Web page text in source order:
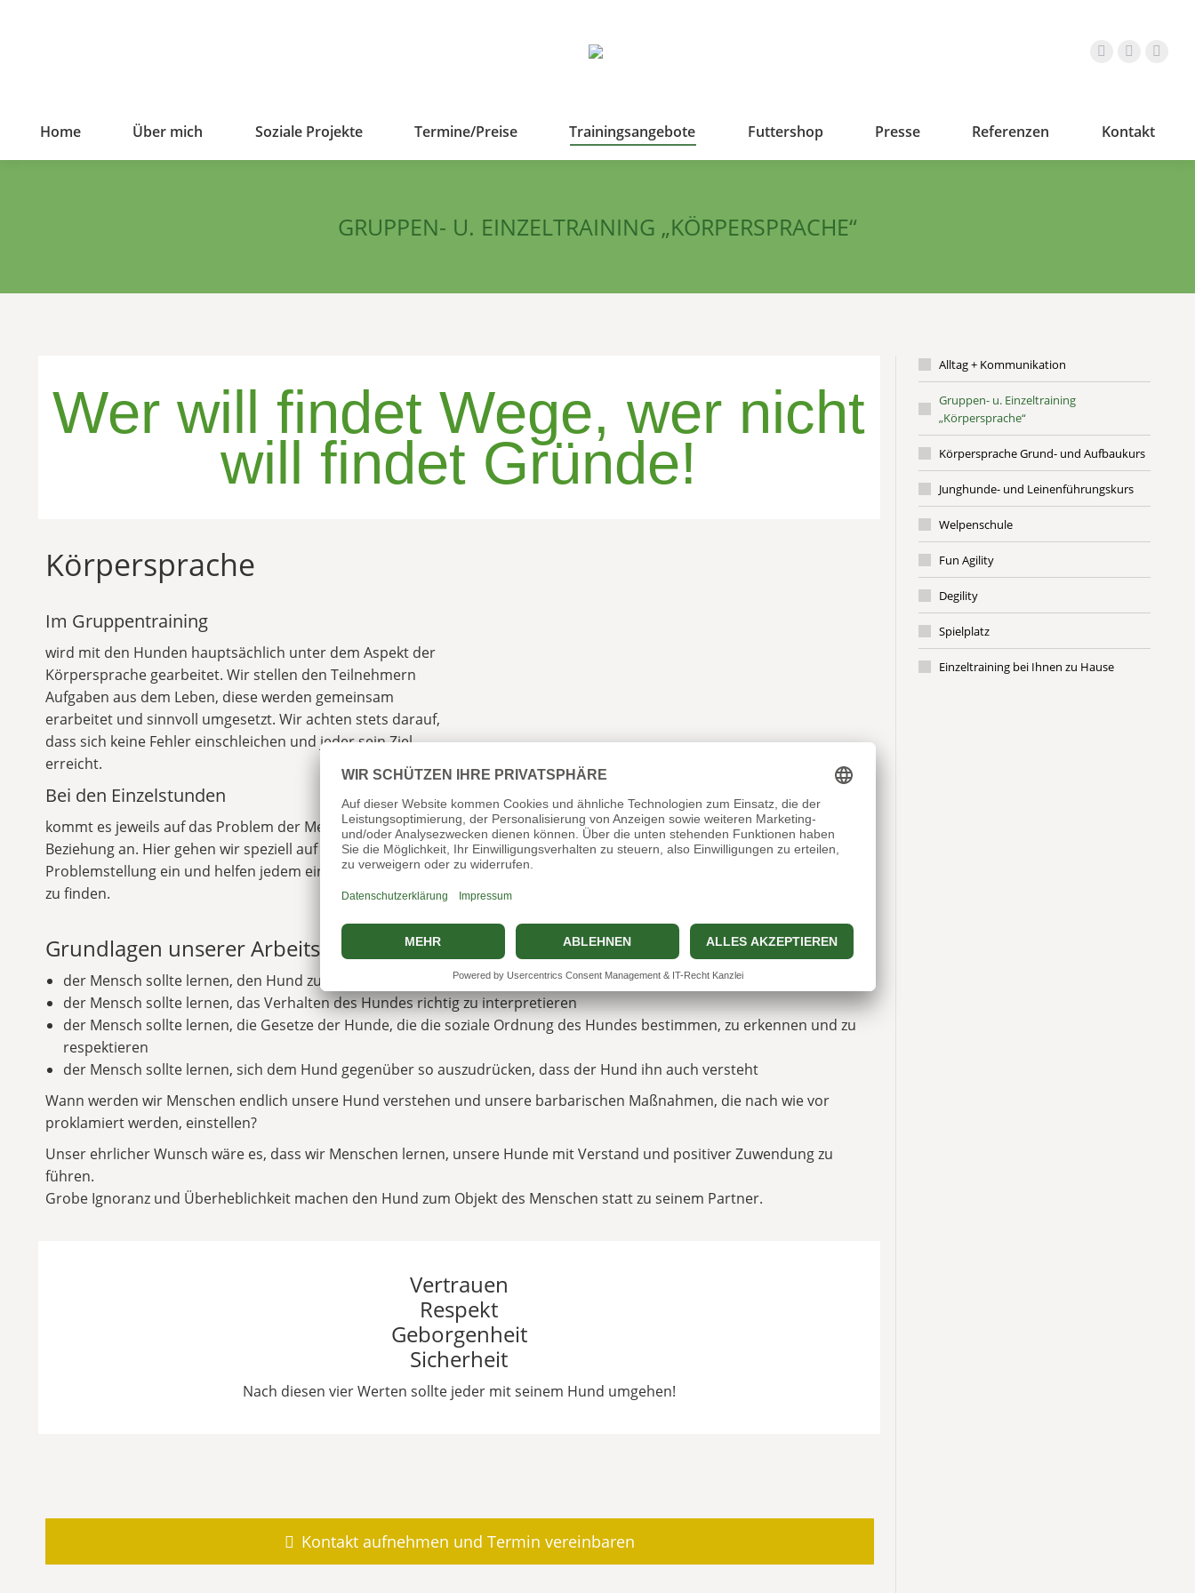
Home Über mich Soziale Projekte Termine/Preise Trainingsangebote Futtershop Presse Referenzen Kontakt
GRUPPEN- U. EINZELTRAINING „KÖRPERSPRACHE“
Wer will findet Wege, wer nicht
will findet Gründe!
Körpersprache
Im Gruppentraining
wird mit den Hunden hauptsächlich unter dem Aspekt der
Körpersprache gearbeitet. Wir stellen den Teilnehmern
Aufgaben aus dem Leben, diese werden gemeinsam
erarbeitet und sinnvoll umgesetzt. Wir achten stets darauf,
dass sich keine Fehler einschleichen und jeder sein Ziel
erreicht.
Bei den Einzelstunden
kommt es jeweils auf das Problem der Mensch-Hund-
Beziehung an. Hier gehen wir speziell auf die entsprechende
Problemstellung ein und helfen jedem einen passenden Weg
zu finden.
Grundlagen unserer Arbeitsweise:
der Mensch sollte lernen, den Hund zu verstehen
der Mensch sollte lernen, das Verhalten des Hundes richtig zu interpretieren
der Mensch sollte lernen, die Gesetze der Hunde, die die soziale Ordnung des Hundes bestimmen, zu erkennen und zu
respektieren
der Mensch sollte lernen, sich dem Hund gegenüber so auszudrücken, dass der Hund ihn auch versteht
Wann werden wir Menschen endlich unsere Hund verstehen und unsere barbarischen Maßnahmen, die nach wie vor
proklamiert werden, einstellen?
Unser ehrlicher Wunsch wäre es, dass wir Menschen lernen, unsere Hunde mit Verstand und positiver Zuwendung zu
führen.
Grobe Ignoranz und Überheblichkeit machen den Hund zum Objekt des Menschen statt zu seinem Partner.
Vertrauen
Respekt
Geborgenheit
Sicherheit
Nach diesen vier Werten sollte jeder mit seinem Hund umgehen!
Kontakt aufnehmen und Termin vereinbaren
Alltag + Kommunikation
Gruppen- u. Einzeltraining
„Körpersprache“
Körpersprache Grund- und Aufbaukurs
Junghunde- und Leinenführungskurs
Welpenschule
Fun Agility
Degility
Spielplatz
Einzeltraining bei Ihnen zu Hause